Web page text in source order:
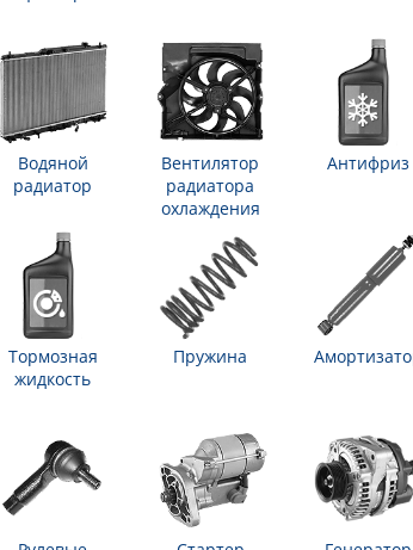
Водяной
радиатор
Вентилятор
радиатора
охлаждения
Антифриз
Тормозная
жидкость
Пружина